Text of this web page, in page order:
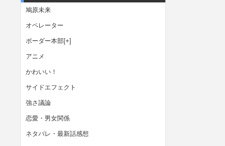
鳩原未来
オペレーター
ボーダー本部[+]
アニメ
かわいい！
サイドエフェクト
強さ議論
恋愛・男女関係
ネタバレ・最新話感想